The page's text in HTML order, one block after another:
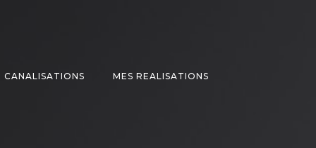
CANALISATIONS MES REALISATIONS